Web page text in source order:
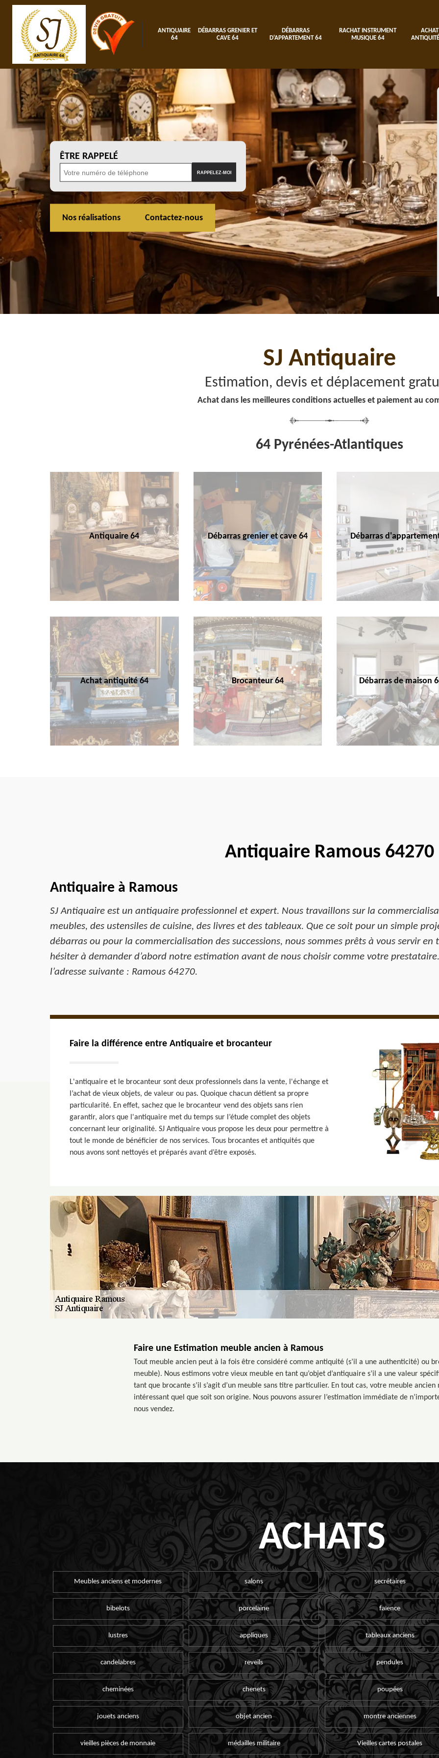
ANTIQUAIRE
64
DÉBARRAS GRENIER ET
CAVE 64
DÉBARRAS
D'APPARTEMENT 64
RACHAT INSTRUMENT
MUSIQUE 64
ACHAT
ÊTRE RAPPELÉ
Nos réalisations Contactez-nous
SJ Antiquaire
Estimation, devis et déplacement
Achat dans les meilleures conditions actuelles et paiement au
64 Pyrénées-Atlantiques
Antiquaire 64 Débarras grenier et cave 64 Débarras
Achat antiquité 64 Brocanteur 64 Débarras de maison
Antiquaire Ramous 64270
Antiquaire à Ramous
SJ Antiquaire est un antiquaire professionnel et expert. Nous travaillons sur la
meubles, des ustensiles de cuisine, des livres et des tableaux. Que ce soit pour un simple
débarras ou pour la commercialisation des successions, nous sommes prêts à vous servir
hésiter à demander d’abord notre estimation avant de nous choisir comme votre
l’adresse suivante : Ramous 64270.
Faire la différence entre Antiquaire et brocanteur
L'antiquaire et le brocanteur sont deux professionnels dans la vente, l'échange et
l’achat de vieux objets, de valeur ou pas. Quoique chacun détient sa propre
particularité. En effet, sachez que le brocanteur vend des objets sans rien
garantir, alors que l'antiquaire met du temps sur l’étude complet des objets
concernant leur originalité. SJ Antiquaire vous propose les deux pour permettre à
tout le monde de bénéficier de nos services. Tous brocantes et antiquités que
nous avons sont nettoyés et préparés avant d’être exposés.
Faire une Estimation meuble ancien à Ramous
Tout meuble ancien peut à la fois être considéré comme antiquité (s’il a une authenticité) ou
meuble). Nous estimons votre vieux meuble en tant qu’objet d’antiquaire s’il a une valeur
tant que brocante s’il s’agit d’un meuble sans titre particulier. En tout cas, votre meuble ancien
intéressant quel que soit son origine. Nous pouvons assurer l’estimation immédiate de
nous vendez.
ACHATS
Meubles anciens et modernes salons secrétaires
bibelots porcelaine faïence
lustres appliques tableaux anciens
candelabres reveils pendules
cheminées chenets poupées
jouets anciens objet ancien montre anciennes
vieilles pièces de monnaie médailles militaire Vieilles cartes postales